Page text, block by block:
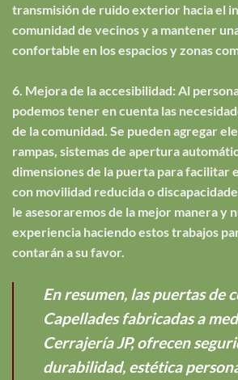
transmisión de ruido exterior hacia el
comunidad de vecinos y a mantener
confortable en los espacios y zonas
6. Mejora de la accesibilidad: Al
podemos tener en cuenta las
de la comunidad. Se pueden agregar
rampas, sistemas de apertura
dimensiones de la puerta para facilitar
con movilidad reducida o
le asesoraremos de la mejor manera y
experiencia haciendo estos trabajos
contarán a su favor.
En resumen, las puertas de
Capellades fabricadas a
Cerrajería JP, ofrecen
durabilidad, estética